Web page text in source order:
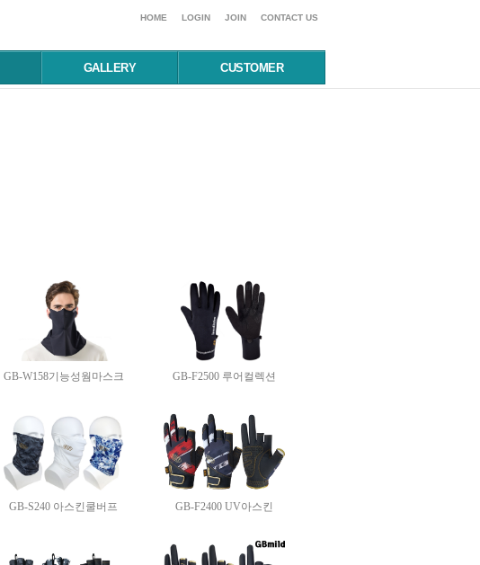
GALLERY CUSTOMER
HOME LOGIN JOIN CONTACT US
GB-W158기능성웜마스크 GB-F2500 루어컬렉션
GB-S240 아스킨쿨버프 GB-F2400 UV아스킨